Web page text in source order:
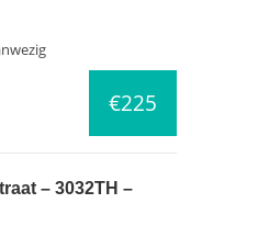
€225
– 3032TH –